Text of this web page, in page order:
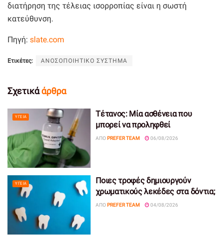
διατήρηση της τέλειας ισορροπίας είναι η σωστή
κατεύθυνση.
Πηγή: slate.com
Ετικέτες: ΑΝΟΣΟΠΟΙΗΤΙΚΟ ΣΥΣΤΗΜΑ
Σχετικάάρθρα
ΥΓΕΊΑ
Τέτανος: Μία ασθένεια που
μπορεί να προληφθεί
ΑΠΌ PREFER TEAM 06/08/2026
ΥΓΕΊΑ
Ποιες τροφές δημιουργούν
χρωματικούς λεκέδες στα δόντια;
ΑΠΌ PREFER TEAM 04/08/2026